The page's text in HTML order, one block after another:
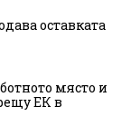
оставката
място и
ЕК в